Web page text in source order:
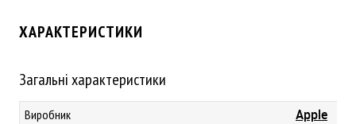
ХАРАКТЕРИСТИКИ
Загальні характеристики
Виробник Apple